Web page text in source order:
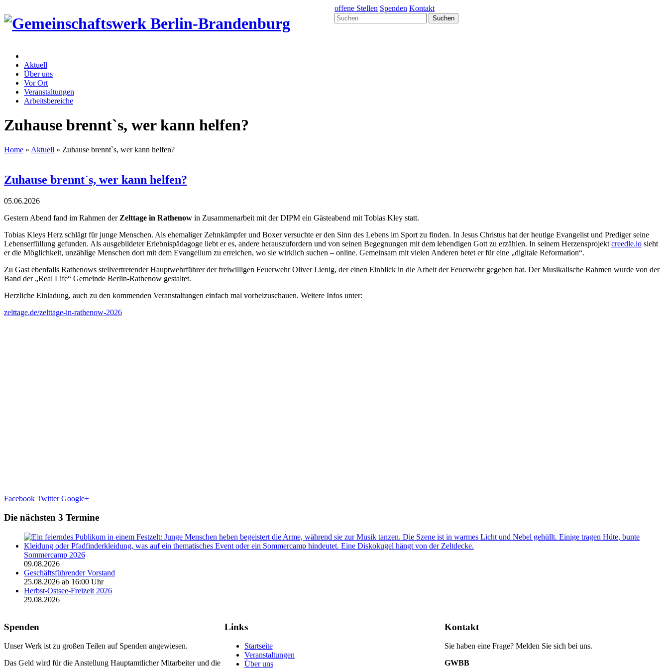
offene Stellen Spenden Kontakt
Aktuell
Über uns
Vor Ort
Veranstaltungen
Arbeitsbereiche
Zuhause brennt`s, wer kann helfen?
Home » Aktuell » Zuhause brennt`s, wer kann helfen?
Zuhause brennt`s, wer kann helfen?
05.06.2026
Gestern Abend fand im Rahmen der Zelttage in Rathenow in Zusammenarbeit mit der DIPM ein Gästeabend mit Tobias Kley statt.
Tobias Kleys Herz schlägt für junge Menschen. Als ehemaliger Zehnkämpfer und Boxer versuchte er den Sinn des Lebens im Sport zu finden. In Jesus Christus hat der heutige Evangelist und Prediger seine
Lebenserfüllung gefunden. Als ausgebildeter Erlebnispädagoge liebt er es, andere herauszufordern und von seinen Begegnungen mit dem lebendigen Gott zu erzählen. In seinem Herzensprojekt creedle.io sieht
er die Möglichkeit, unzählige Menschen dort mit dem Evangelium zu erreichen, wo sie wirklich suchen – online. Gemeinsam mit vielen Anderen betet er für eine „digitale Reformation“.
Zu Gast ebenfalls Rathenows stellvertretender Hauptwehrführer der freiwilligen Feuerwehr Oliver Lienig, der einen Einblick in die Arbeit der Feuerwehr gegeben hat. Der Musikalische Rahmen wurde von der
Band der „Real Life“ Gemeinde Berlin-Rathenow gestaltet.
Herzliche Einladung, auch zu den kommenden Veranstaltungen einfach mal vorbeizuschauen. Weitere Infos unter:
zelttage.de/zelttage-in-rathenow-2026
Facebook Twitter Google+
Die nächsten 3 Termine
Sommercamp 2026
09.08.2026
Geschäftsführender Vorstand
25.08.2026 ab 16:00 Uhr
Herbst-Ostsee-Freizeit 2026
29.08.2026
Spenden
Unser Werk ist zu großen Teilen auf Spenden angewiesen.
Das Geld wird für die Anstellung Hauptamtlicher Mitarbeiter und die
Links
Startseite
Veranstaltungen
Über uns
Kontakt
Sie haben eine Frage? Melden Sie sich bei uns.
GWBB